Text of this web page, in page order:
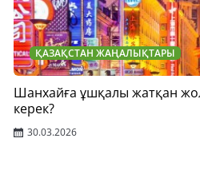
ҚАЗАҚСТАН ЖАҢАЛЫҚТАРЫ
Шанхайға ұшқалы жатқан
керек?
30.03.2026